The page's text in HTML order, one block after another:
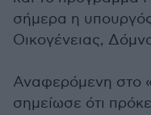
σήμερα η
Οικογένειας,
Αναφερόμενη στο
σημείωσε ότι